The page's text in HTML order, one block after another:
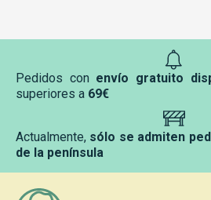
Pedidos con envío gratuito
superiores a 69€
Actualmente, sólo se admiten
de la península